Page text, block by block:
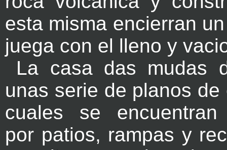
esta misma encierran
juega con el lleno y
La casa das mudas
unas serie de planos
cuales se encuentran
por patios, rampas y